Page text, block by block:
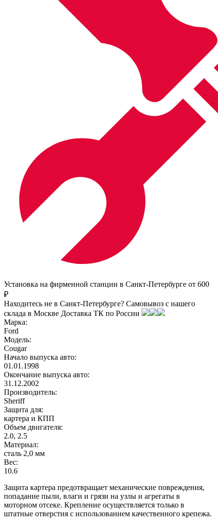
Установка на фирменной станции в Санкт-Петербурге от 600
₽
Находитесь не в Санкт-Петербурге? Самовывоз с нашего
склада в Москве Доставка ТК по России
Марка:
Ford
Модель:
Cougar
Начало выпуска авто:
01.01.1998
Окончание выпуска авто:
31.12.2002
Производитель:
Sheriff
Защита для:
картера и КПП
Объем двигателя:
2.0, 2.5
Материал:
сталь 2,0 мм
Вес:
10.6
Защита картера предотвращает механические повреждения,
попадание пыли, влаги и грязи на узлы и агрегаты в
моторном отсеке. Крепление осуществляется только в
штатные отверстия с использованием качественного крепежа.